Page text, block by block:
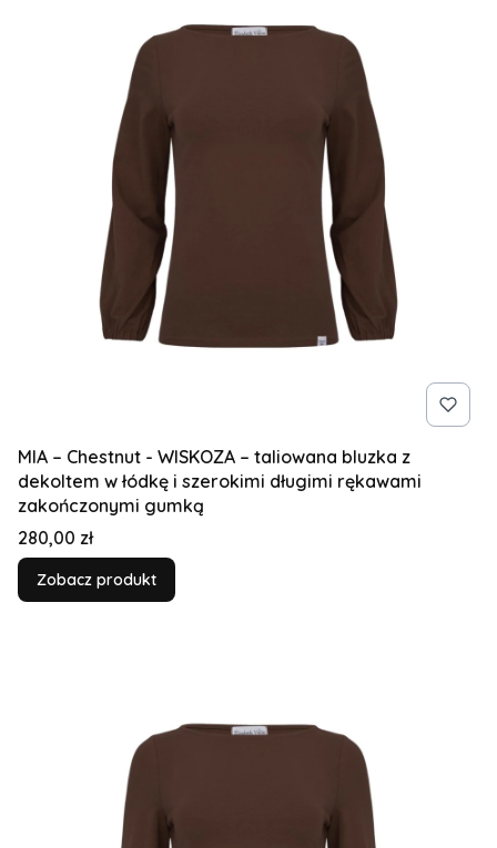
MIA – Chestnut - WISKOZA – taliowana bluzka z
dekoltem w łódkę i szerokimi długimi rękawami
zakończonymi gumką
Cena
280,00 zł
Zobacz produkt